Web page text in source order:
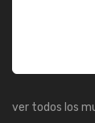
ver todos los